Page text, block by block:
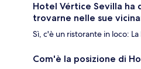
Hotel Vértice Sevilla ha
trovarne nelle sue
Sì, c'è un ristorante in loco: La
Com'è la posizione di